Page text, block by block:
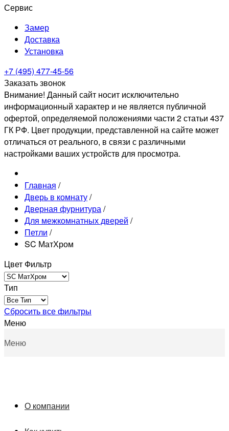
Сервис
Замер
Доставка
Установка
+7 (495) 477-45-56
Заказать звонок
Внимание! Данный сайт носит исключительно
информационный характер и не является публичной
офертой, определяемой положениями части 2 статьи 437
ГК РФ. Цвет продукции, представленной на сайте может
отличаться от реального, в связи с различными
настройками ваших устройств для просмотра.
Главная /
Дверь в комнату/
Дверная фурнитура/
Для межкомнатных дверей /
Петли /
SC МатХром
Цвет Фильтр
Тип
Сбросить все фильтры
Меню
Меню
О компании